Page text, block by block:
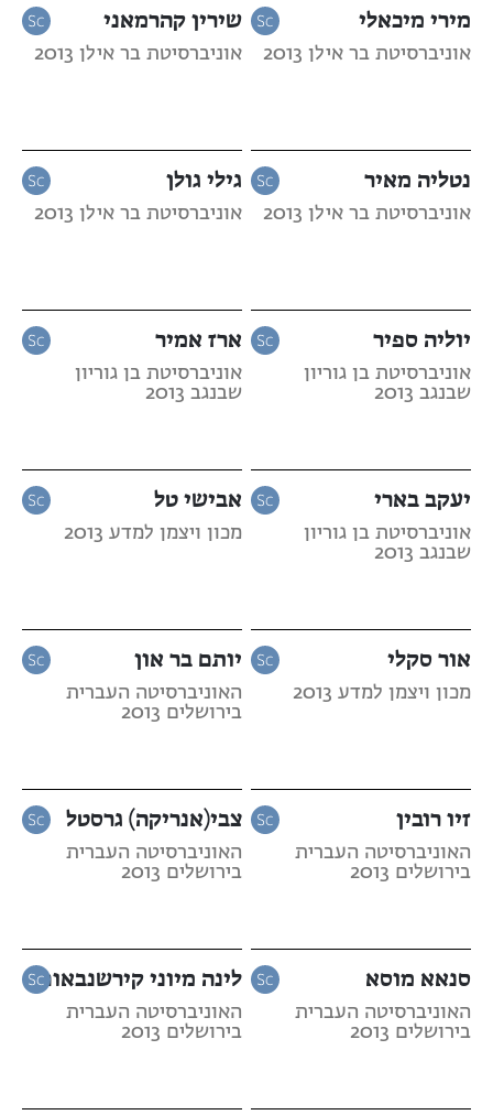
מירי מיכאלי
אוניברסיטת בר אילן 2013
שירין קהרמאני
אוניברסיטת בר אילן 2013
נטליה מאיר
אוניברסיטת בר אילן 2013
גילי גולן
אוניברסיטת בר אילן 2013
יוליה ספיר
אוניברסיטת בן גוריון
שבנגב 2013
ארז אמיר
אוניברסיטת בן גוריון
שבנגב 2013
יעקב בארי
אוניברסיטת בן גוריון
שבנגב 2013
אבישי טל
מכון ויצמן למדע 2013
אור סקלי
מכון ויצמן למדע 2013
יותם בר און
האוניברסיטה העברית
בירושלים 2013
זיו רובין
האוניברסיטה העברית
בירושלים 2013
צבי(אנריקה) גרסטל
האוניברסיטה העברית
בירושלים 2013
סנאא מוסא
האוניברסיטה העברית
בירושלים 2013
לינה מיוני קירשנבאום
האוניברסיטה העברית
בירושלים 2013